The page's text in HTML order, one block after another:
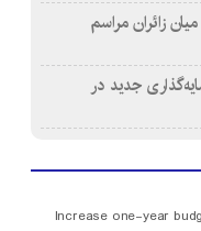
میان زائران مراسم
سرمایه‌گذاری جدید در
Increase one-year